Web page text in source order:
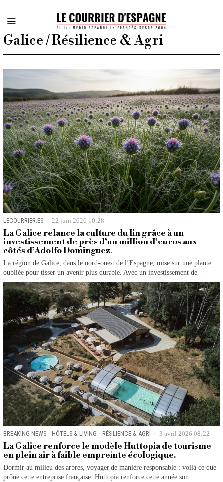
Galice / Résilience & Agri
LECOURRIER.ES 22 juin 2026 10:28
La Galice relance la culture du lin grâce à un
investissement de près d’un million d’euros aux
côtés d’Adolfo Dominguez.
La région de Galice, dans le nord-ouest de l’Espagne, mise sur une plante
oubliée pour tisser un avenir plus durable. Avec un investissement de
BREAKING NEWS · HÔTELS & LIVING · RÉSILIENCE & AGRI 3 avril 2026 08:22
La Galice renforce le modèle Huttopia de tourisme
en plein air à faible empreinte écologique.
Dormir au milieu des arbres, voyager de manière responsable : voilà ce que
prône cette entreprise française. Huttopia renforce cette année son